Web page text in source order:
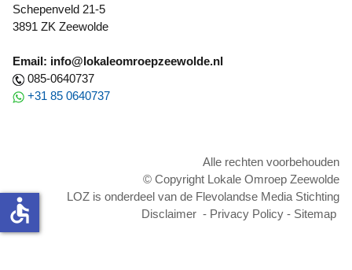
Schepenveld 21-5
3891 ZK Zeewolde
Email: info@lokaleomroepzeewolde.nl
085-0640737
+31 85 0640737
Alle rechten voorbehouden
© Copyright Lokale Omroep Zeewolde
LOZ is onderdeel van de Flevolandse Media Stichting
Disclaimer - Privacy Policy - Sitemap
accessible